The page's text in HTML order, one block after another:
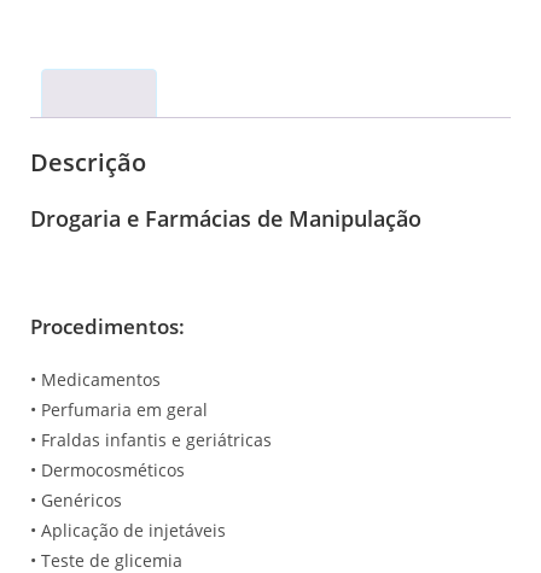
Descrição
Drogaria e Farmácias de Manipulação
Procedimentos:
• Medicamentos
• Perfumaria em geral
• Fraldas infantis e geriátricas
• Dermocosméticos
• Genéricos
• Aplicação de injetáveis
• Teste de glicemia